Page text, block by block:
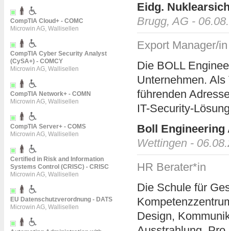
CompTIA Cloud+ - COMC
Microwin AG, Wallisellen
CompTIA Cyber Security Analyst
(CySA+) - COMCY
Microwin AG, Wallisellen
CompTIA Network+ - COMN
Microwin AG, Wallisellen
CompTIA Server+ - COMS
Microwin AG, Wallisellen
Certified in Risk and Information
Systems Control (CRISC) - CRISC
Microwin AG, Wallisellen
EU Datenschutzverordnung - DATS
Microwin AG, Wallisellen
Eidg.
Brugg, AG -
Export Manager/in
Die BOLL
Unternehmen.
führenden
IT-Security-
Boll Engineering
Wettingen -
HR Berater*in
Die Schule für
Design,